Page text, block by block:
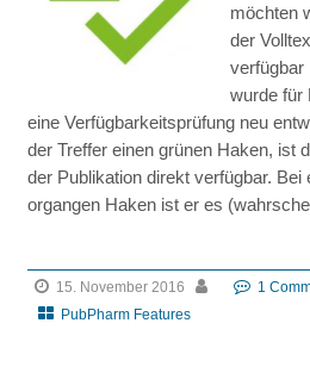
möchten
der
verfügbar
wurde für
eine Verfügbarkeitsprüfung neu
der Treffer einen grünen Haken, ist
der Publikation direkt verfügbar. Bei
organgen Haken ist er es
15. November 2016
PubPharm Features
1